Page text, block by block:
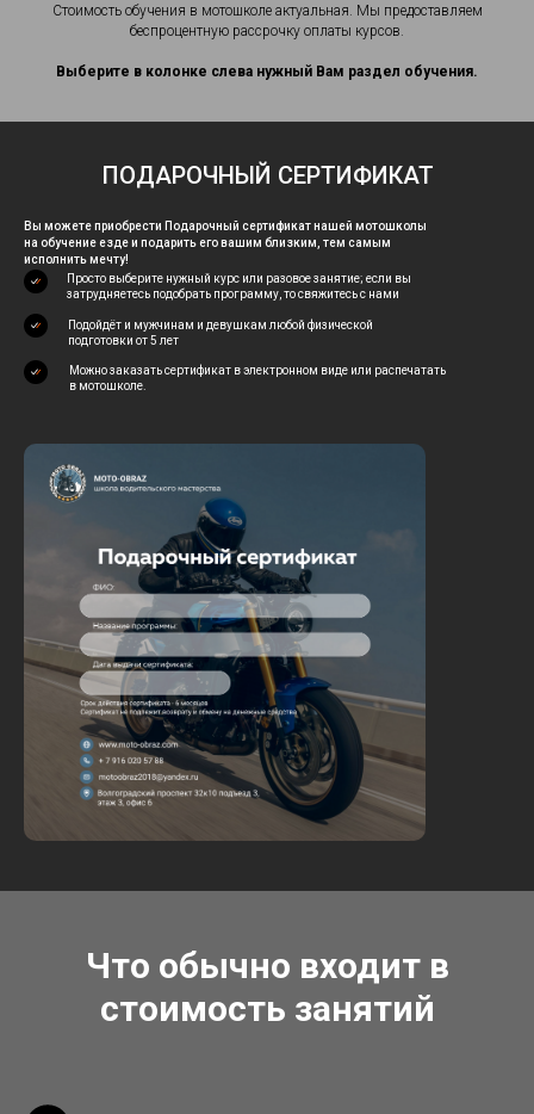
Стоимость обучения в мотошколе актуальная. Мы предоставляем
беспроцентную рассрочку оплаты курсов.
Выберите в колонке слева нужный Вам раздел обучения.
Вы можете приобрести Подарочный сертификат нашей мотошколы
на обучение езде и подарить его вашим близким, тем самым
исполнить мечту!
Можно заказать сертификат в электронном виде или распечатать
в мотошколе.
Подойдёт и мужчинам и девушкам любой физической
подготовки от 5 лет
Просто выберите нужный курс или разовое занятие; если вы
затрудняетесь подобрать программу, то свяжитесь с нами
ПОДАРОЧНЫЙ СЕРТИФИКАТ
Что обычно входит в
стоимость занятий